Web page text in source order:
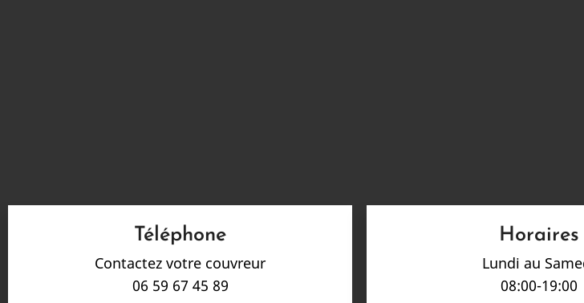
Téléphone
Contactez votre couvreur
06 59 67 45 89
Horaires
Lundi au
08:00-19:00